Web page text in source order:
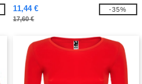
11,44 €
17,60 €
-35%